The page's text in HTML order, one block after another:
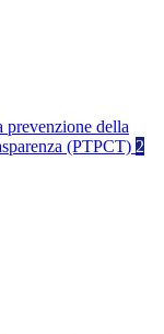
prevenzione della
(PTPCT) 2